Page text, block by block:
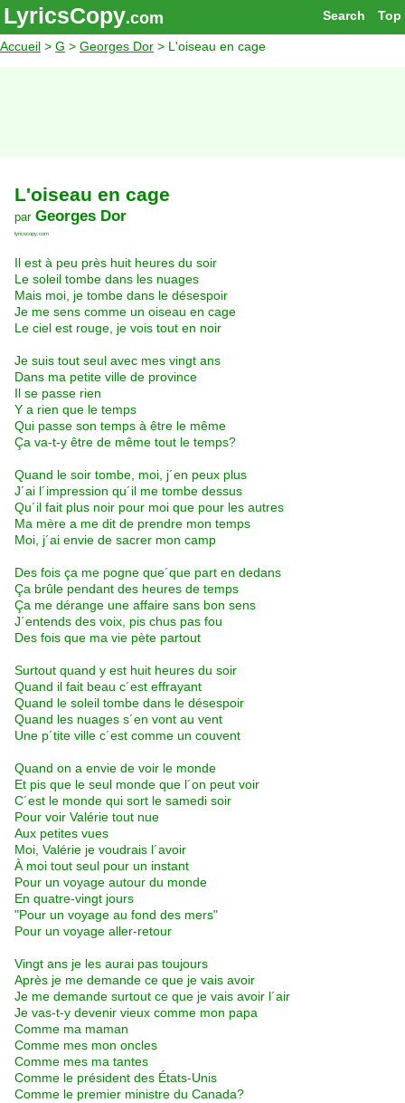
Top
Search
LyricsCopy.com
Accueil > G > Georges Dor > L'oiseau en cage
L'oiseau en cage
par Georges Dor
lyricscopy.com
Il est à peu près huit heures du soir
Le soleil tombe dans les nuages
Mais moi, je tombe dans le désespoir
Je me sens comme un oiseau en cage
Le ciel est rouge, je vois tout en noir
Je suis tout seul avec mes vingt ans
Dans ma petite ville de province
Il se passe rien
Y a rien que le temps
Qui passe son temps à être le même
Ça va-t-y être de même tout le temps?
Quand le soir tombe, moi, j´en peux plus
J´ai l´impression qu´il me tombe dessus
Qu´il fait plus noir pour moi que pour les autres
Ma mère a me dit de prendre mon temps
Moi, j´ai envie de sacrer mon camp
Des fois ça me pogne que´que part en dedans
Ça brûle pendant des heures de temps
Ça me dérange une affaire sans bon sens
J´entends des voix, pis chus pas fou
Des fois que ma vie pète partout
Surtout quand y est huit heures du soir
Quand il fait beau c´est effrayant
Quand le soleil tombe dans le désespoir
Quand les nuages s´en vont au vent
Une p´tite ville c´est comme un couvent
Quand on a envie de voir le monde
Et pis que le seul monde que l´on peut voir
C´est le monde qui sort le samedi soir
Pour voir Valérie tout nue
Aux petites vues
Moi, Valérie je voudrais l´avoir
À moi tout seul pour un instant
Pour un voyage autour du monde
En quatre-vingt jours
"Pour un voyage au fond des mers"
Pour un voyage aller-retour
Vingt ans je les aurai pas toujours
Après je me demande ce que je vais avoir
Je me demande surtout ce que je vais avoir l´air
Je vas-t-y devenir vieux comme mon papa
Comme ma maman
Comme mes mon oncles
Comme mes ma tantes
Comme le président des États-Unis
Comme le premier ministre du Canada?